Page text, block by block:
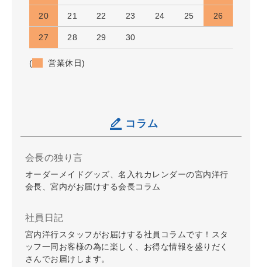
20 21 22 23 24 25 26
27 28 29 30
( 営業休日)
コラム
会長の独り言
オーダーメイドグッズ、名入れカレンダーの宮内洋行
会長、宮内がお届けする会長コラム
社員日記
宮内洋行スタッフがお届けする社員コラムです！スタ
ッフ一同お客様の為に楽しく、お得な情報を盛りだく
さんでお届けします。